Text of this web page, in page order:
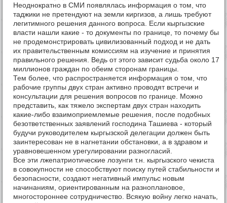
Неоднократно в СМИ появлялась информация о том, что
таджики не претендуют на земли киргизов, а лишь требуют
легитимного решения данного вопроса. Если кыргызские
власти нашли какие - то документы по границе, то почему бы
не продемонстрировать цивилизованный подход и не дать
их правительственным комиссиям на изучение и принятия
правильного решения. Ведь от этого зависит судьба около 17
миллионов граждан по обеим сторонам границы.
Тем более, что распространяется информация о том, что
рабочие группы двух стран активно проводят встречи и
консультации для решения вопросов по границе. Можно
представить, как тяжело экспертам двух стран находить
какие-либо взаимоприемлемые решения, после подобных
безответственных заявлений господина Ташиева - который
будучи руководителем кыргызской делегации должен быть
заинтересован не в нагнетании обстановки, а в здравом и
уравновешенном урегулировании разногласий.
Все эти лжепатриотические лозунги т.н. кыргызского чекиста
в совокупности не способствуют поиску путей стабильности и
безопасности, создают негативный импульс новым
начинаниям, ориентированным на разноплановое,
многостороннее сотрудничество. Всякую войну легко начать,